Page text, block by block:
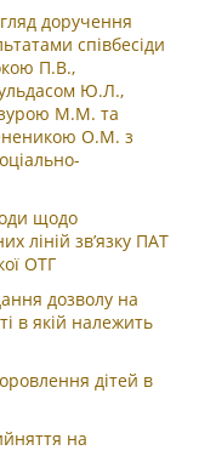
доручення
співбесіди
П.В.,
Ю.Л.,
М.М. та
О.М. з
щодо
ліній зв’язку ПАТ
ОТГ
дозволу на
в якій належить
дітей в
на